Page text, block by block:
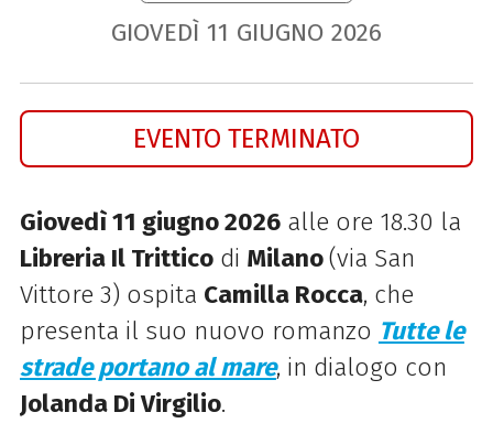
GIOVEDÌ 11 GIUGNO 2026
EVENTO TERMINATO
Giovedì 11 giugno 2026alle ore 18.30 la
Libreria Il Tritticodi Milano(via San
Vittore 3) ospita Camilla Rocca, che
presenta il suo nuovo romanzo Tutte le
strade portano al mare, in dialogo con
Jolanda Di Virgilio.